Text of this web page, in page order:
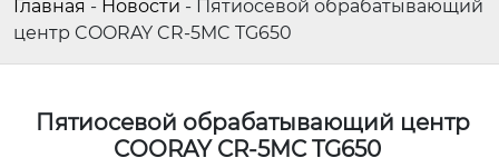
Главная - Новости - Пятиосевой обрабатывающий
центр COORAY CR-5MC TG650
Пятиосевой обрабатывающий центр
COORAY CR-5MC TG650